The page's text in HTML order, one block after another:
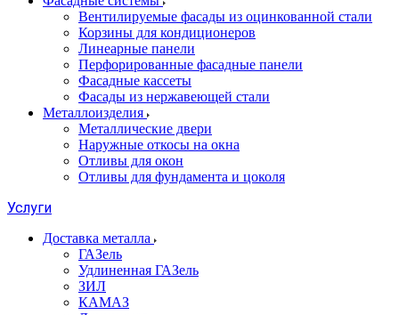
Вентилируемые фасады из оцинкованной стали
Корзины для кондиционеров
Линеарные панели
Перфорированные фасадные панели
Фасадные кассеты
Фасады из нержавеющей стали
Металлоизделия
Металлические двери
Наружные откосы на окна
Отливы для окон
Отливы для фундамента и цоколя
Услуги
Доставка металла
ГАЗель
Удлиненная ГАЗель
ЗИЛ
КАМАЗ